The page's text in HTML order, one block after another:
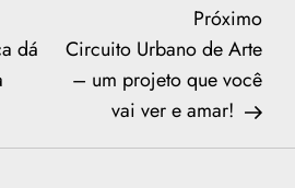
dá
Post
Próximo
Circuito Urbano de Arte
– um projeto que você
vai ver e amar!